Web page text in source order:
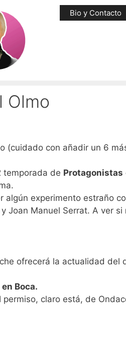
Bio y Contacto
Olmo
(cuidado con añadir un 6
temporada de Protagonistas
algún experimento estraño
Joan Manuel Serrat. A ver si
ofrecerá la actualidad del
Boca.
claro está, de